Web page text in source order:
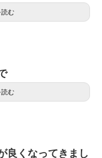
む
む
良くなってきまし